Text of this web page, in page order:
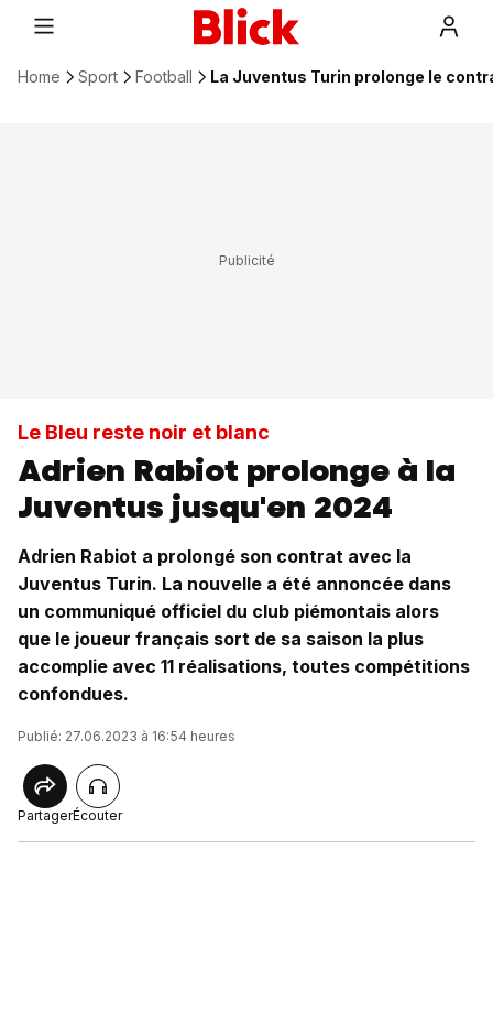
Home Sport Football La Juventus Turin prolonge le
Le Bleu reste noir et blanc
Adrien Rabiot prolonge à la
Juventus jusqu'en 2024
Adrien Rabiot a prolongé son contrat avec la
Juventus Turin. La nouvelle a été annoncée dans
un communiqué officiel du club piémontais alors
que le joueur français sort de sa saison la plus
accomplie avec 11 réalisations, toutes compétitions
confondues.
Publié: 27.06.2023 à 16:54 heures
PartagerÉcouter